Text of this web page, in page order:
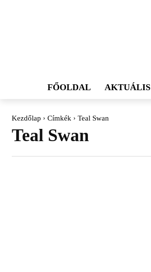
FŐOLDAL AKTUÁLIS
Kezdőlap Címkék Teal Swan
Teal Swan